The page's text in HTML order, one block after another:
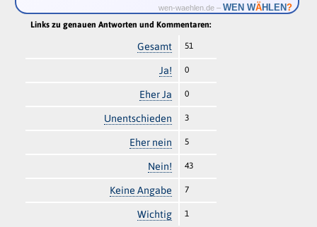
wen-waehlen.de – WEN WÄHLEN?
Links zu genauen Antworten und Kommentaren:
Gesamt 51
Ja! 0
Eher Ja 0
Unentschieden 3
Eher nein 5
Nein! 43
Keine Angabe 7
Wichtig 1